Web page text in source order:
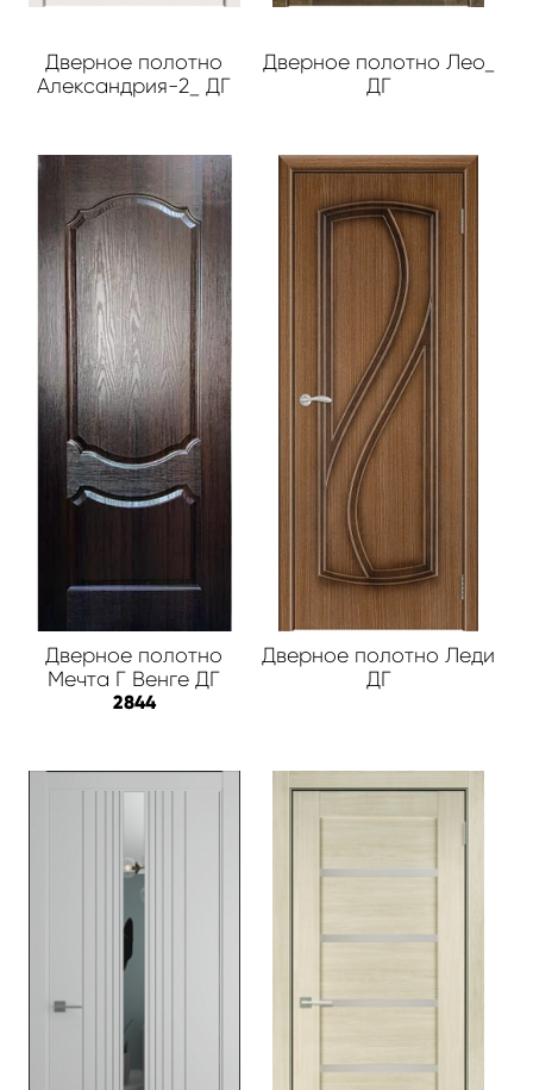
Дверное полотно
Александрия-2_ ДГ
Дверное полотно Лео_
ДГ
Дверное полотно
Мечта Г Венге ДГ
2844
Дверное полотно Леди
ДГ